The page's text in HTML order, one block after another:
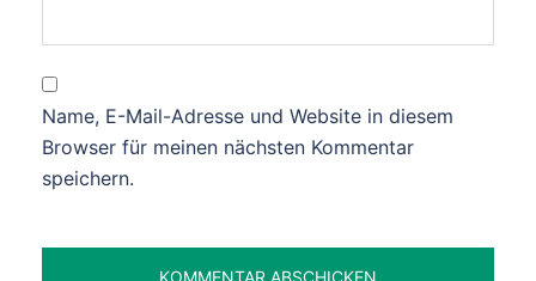
Name, E-Mail-Adresse und Website in diesem
Browser für meinen nächsten Kommentar
speichern.